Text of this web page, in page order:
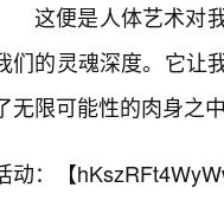
这便是人体艺术对
们的灵魂深度。它让
无限可能性的肉身之
动：【